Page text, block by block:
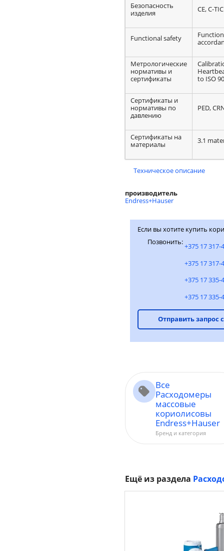
Безопасность
изделия
CE, C-
Functional safety
Метрологические
нормативы и
сертификаты
to ISO
Сертификаты и
нормативы по
давлению
PED,
Сертификаты на
материалы
3.1
Техническое описание
производитель
Endress+Hauser
Если вы хотите купить
Позвонить:
+375 17 317-
+375 17 317-
+375 17 335-
+375 17 335-
Отправить запрос
Все
Расходомеры
массовые
кориолисовы
Endress+Hauser
Бренд и категория
Ещё из раздела